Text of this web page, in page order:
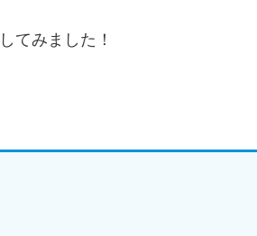
してみました！